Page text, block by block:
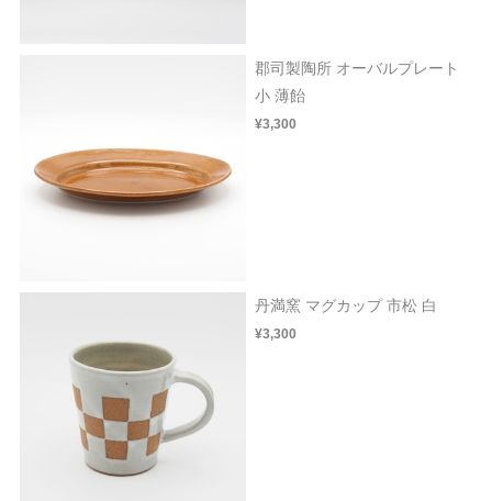
郡司製陶所 オーバルプレート
小 薄飴
¥3,300
丹満窯 マグカップ 市松 白
¥3,300